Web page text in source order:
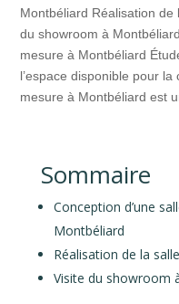
Montbéliard Réalisation
du showroom à
mesure à Montbéliard
l’espace disponible pour
mesure à Montbéliard est
Sommaire
Conception d’une
Montbéliard
Réalisation de la
Visite du showroom